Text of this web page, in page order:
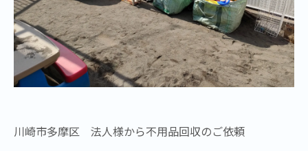
川崎市多摩区 法人様から不用品回収のご依頼